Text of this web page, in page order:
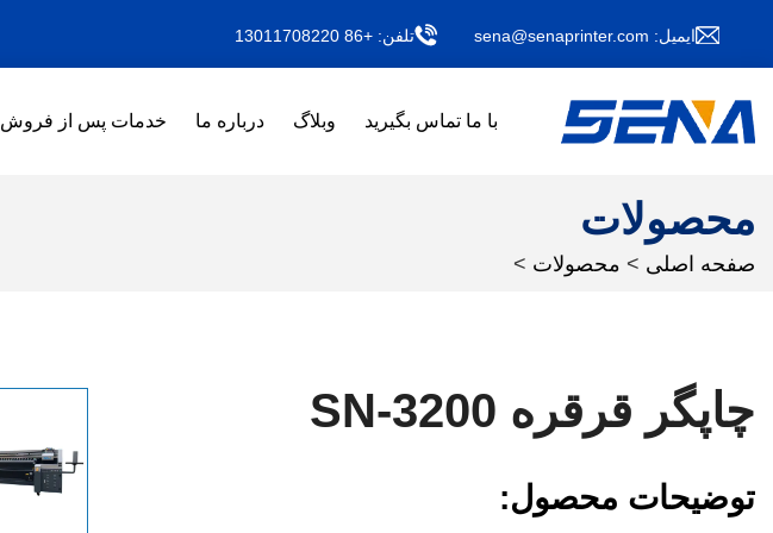
ایمیل: sena@senaprinter.com تلفن: +86 13011708220
خدمات پس از فروش درباره ما وبلاگ با ما تماس بگیرید
محصولات
صفحه اصلی > محصولات >
چاپگر قرقره SN-3200
توضیحات محصول: